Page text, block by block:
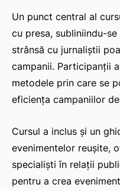
Un punct central al
cu presa, subliniindu-
strânsă cu jurnaliștii
campanii. Participanții
metodele prin care se
eficiența campaniilor
Cursul a inclus și un
evenimentelor reușite,
specialiști în relații
pentru a crea